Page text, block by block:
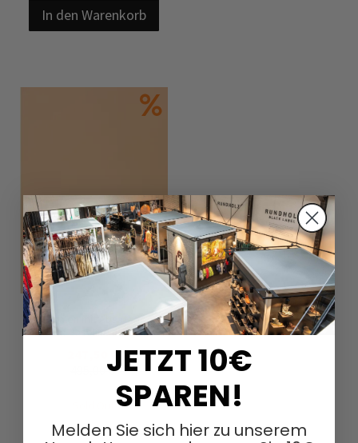
In den Warenkorb
Sandalen mit Absatz von
LOFINA in Gasoline nero / nero
247,50 €
495,00 €JETZT 10€
SPAREN!
Melden Sie sich hier zu unserem